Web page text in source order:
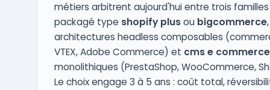
métiers arbitrent aujourd'hui entre trois familles
packagé type shopify plusou bigcommerce,
architectures headless composables
VTEX, Adobe Commerce) et cms e commerce
monolithiques (PrestaShop, WooCommerce,
Le choix engage 3 à 5 ans : coût total,